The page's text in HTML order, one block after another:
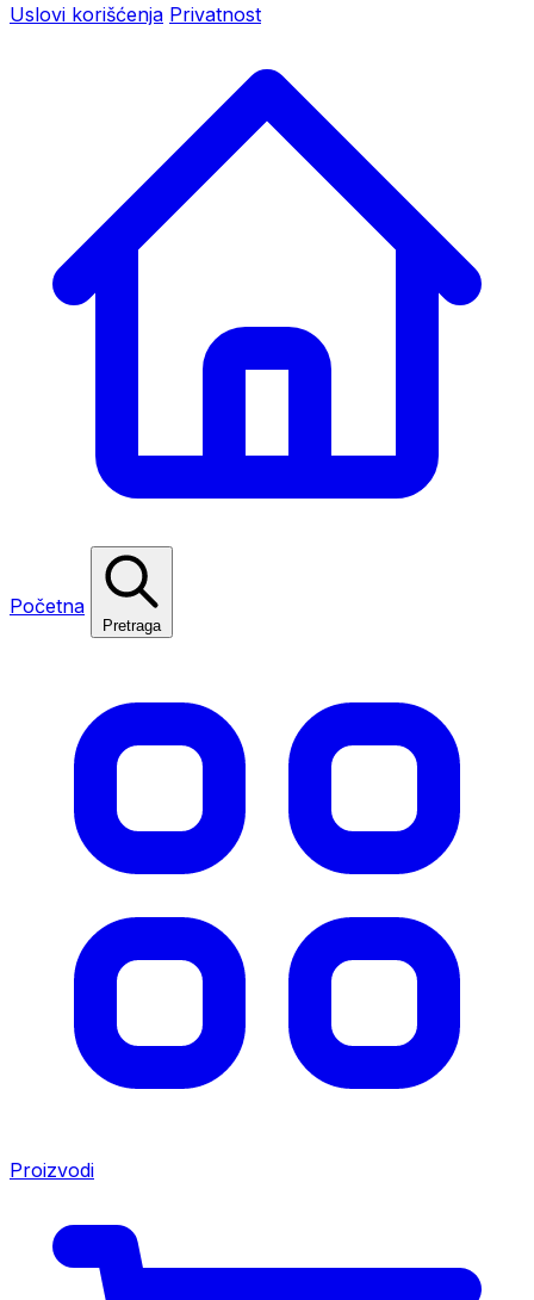
Uslovi korišćenja Privatnost
Početna
Pretraga
Proizvodi